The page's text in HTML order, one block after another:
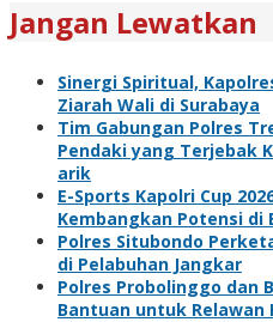
Jangan Lewatkan
Sinergi Spiritual,
Ziarah Wali di Surabaya
Tim Gabungan Polres
Pendaki yang Terjebak
arik
E-Sports Kapolri Cup
Kembangkan Potensi di
Polres Situbondo
di Pelabuhan Jangkar
Polres Probolinggo dan
Bantuan untuk Relawan